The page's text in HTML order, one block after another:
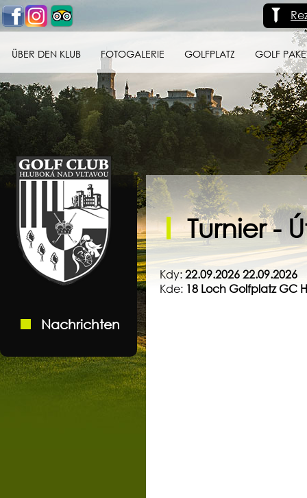
ÜBER DEN KLUB FOTOGALERIE GOLFPLATZ GOLF
Golf klub Hluboká
nad Vltavou
Nachrichten
Turnier -
Kdy:22.09.2026 22.09.2026
Kde: 18 Loch Golfplatz GC